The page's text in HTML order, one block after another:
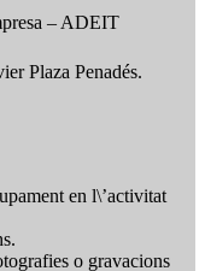
– ADEIT
Plaza Penadés.
en l\’activitat
o gravacions